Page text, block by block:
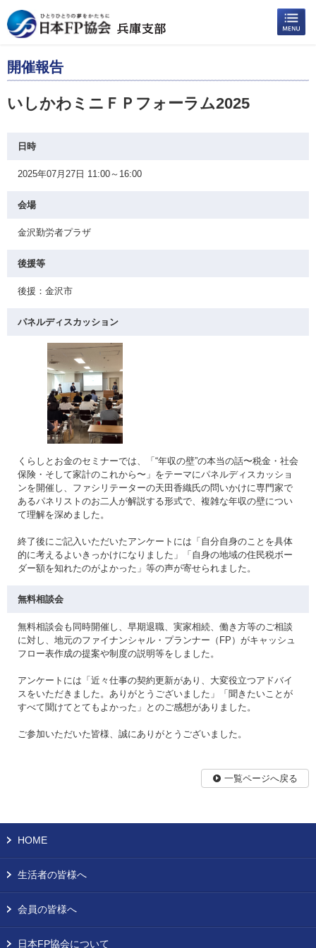
開催報告
いしかわミニＦＰフォーラム2025
日時
2025年07月27日 11:00～16:00
会場
金沢勤労者プラザ
後援等
後援：金沢市
パネルディスカッション
くらしとお金のセミナーでは、「“年収の壁”の本当の話〜税金・社会
保険・そして家計のこれから〜」をテーマにパネルディスカッショ
ンを開催し、ファシリテーターの天田香織氏の問いかけに専門家で
あるパネリストのお二人が解説する形式で、複雑な年収の壁につい
て理解を深めました。
終了後にご記入いただいたアンケートには「自分自身のことを具体
的に考えるよいきっかけになりました」「自身の地域の住民税ボー
ダー額を知れたのがよかった」等の声が寄せられました。
無料相談会
無料相談会も同時開催し、早期退職、実家相続、働き方等のご相談
に対し、地元のファイナンシャル・プランナー（FP）がキャッシュ
フロー表作成の提案や制度の説明等をしました。
アンケートには「近々仕事の契約更新があり、大変役立つアドバイ
スをいただきました。ありがとうございました」「聞きたいことが
すべて聞けてとてもよかった」とのご感想がありました。
ご参加いただいた皆様、誠にありがとうございました。
一覧ページへ戻る
HOME
生活者の皆様へ
会員の皆様へ
日本FP協会について